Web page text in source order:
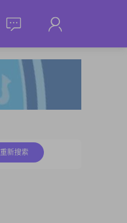
重新搜索